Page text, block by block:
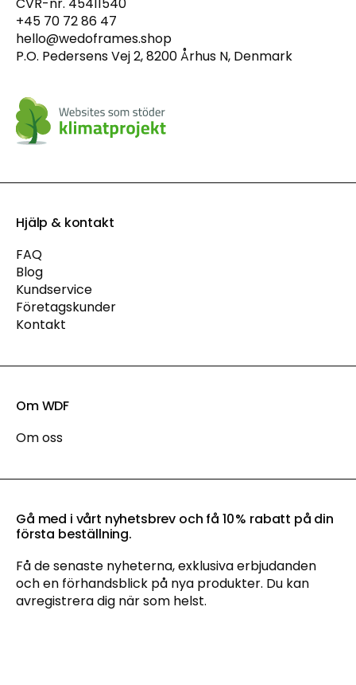
+45 70 72 86 47
hello@wedoframes.shop
P.O. Pedersens Vej 2, 8200 Århus N, Denmark
Hjälp & kontakt
FAQ
Blog
Kundservice
Företagskunder
Kontakt
Om WDF
Om oss
Gå med i vårt nyhetsbrev och få 10 % rabatt på din
första beställning.
Få de senaste nyheterna, exklusiva erbjudanden
och en förhandsblick på nya produkter. Du kan
avregistrera dig när som helst.